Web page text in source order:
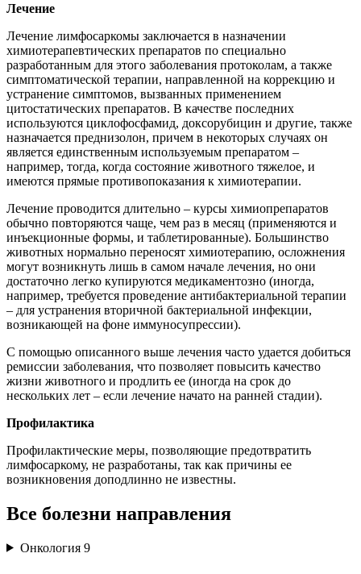
Лечение
Лечение лимфосаркомы заключается в назначении
химиотерапевтических препаратов по специально
разработанным для этого заболевания протоколам, а также
симптоматической терапии, направленной на коррекцию и
устранение симптомов, вызванных применением
цитостатических препаратов. В качестве последних
используются циклофосфамид, доксорубицин и другие, также
назначается преднизолон, причем в некоторых случаях он
является единственным используемым препаратом –
например, тогда, когда состояние животного тяжелое, и
имеются прямые противопоказания к химиотерапии.
Лечение проводится длительно – курсы химиопрепаратов
обычно повторяются чаще, чем раз в месяц (применяются и
инъекционные формы, и таблетированные). Большинство
животных нормально переносят химиотерапию, осложнения
могут возникнуть лишь в самом начале лечения, но они
достаточно легко купируются медикаментозно (иногда,
например, требуется проведение антибактериальной терапии
– для устранения вторичной бактериальной инфекции,
возникающей на фоне иммуносупрессии).
С помощью описанного выше лечения часто удается добиться
ремиссии заболевания, что позволяет повысить качество
жизни животного и продлить ее (иногда на срок до
нескольких лет – если лечение начато на ранней стадии).
Профилактика
Профилактические меры, позволяющие предотвратить
лимфосаркому, не разработаны, так как причины ее
возникновения доподлинно не известны.
Все болезни направления
Онкология 9